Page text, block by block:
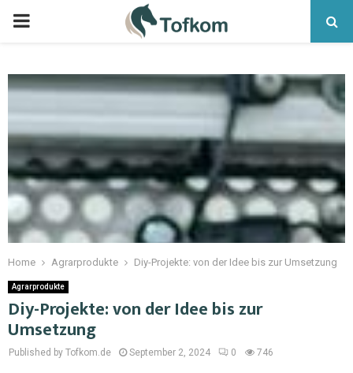
Home Agrarprodukte Diy-Projekte: von der Idee bis zur Umsetzung
Agrarprodukte
Diy-Projekte: von der Idee bis zur
Umsetzung
Published by Tofkom.de September 2, 2024 0 746